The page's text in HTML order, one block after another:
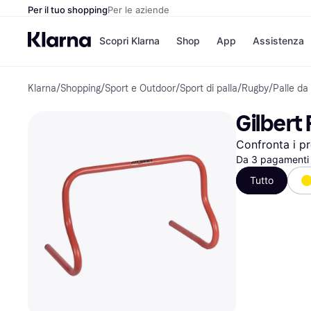
Per il tuo shoppingPer le aziende
Scopri Klarna
Opzioni di
Paga ora
Paga in 3 rate
Paga dopo 30 giorni
Finanziamento
Shop
Negozi
Unieuro
Media
eBay
Zalando
App Assistenza
Klarna/Shopping/Sport e Outdoor/Sport di palla/Rugby/Palle
Gilbert
Confronta i
Da 3
Tutto